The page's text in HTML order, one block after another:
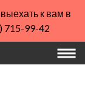
к вам в
715-99-42